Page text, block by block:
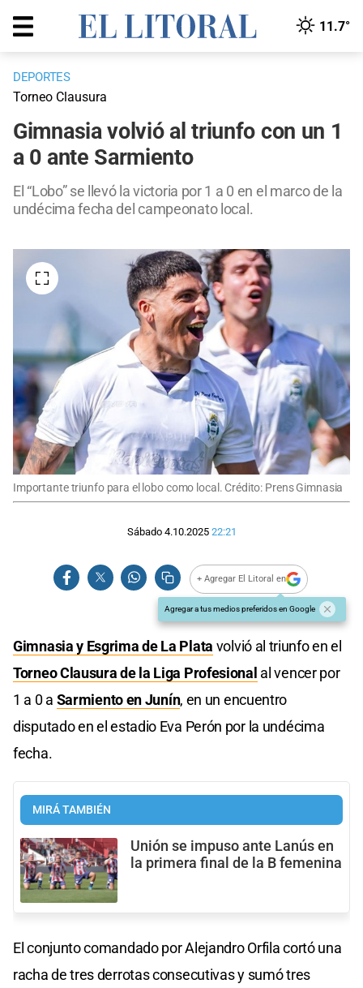
11.7°
DEPORTES
Torneo Clausura
Gimnasia volvió al triunfo con un 1
a 0 ante Sarmiento
El “Lobo” se llevó la victoria por 1 a 0 en el marco de la
undécima fecha del campeonato local.
Importante triunfo para el lobo como local. Crédito: Prens Gimnasia
Sábado 4.10.2025 22:21
+ Agregar El Litoral en
Agregar a tus medios preferidos en Google
Gimnasia y Esgrima de La Plata volvió al triunfo en el
Torneo Clausura de la Liga Profesional al vencer por
1 a 0 a Sarmiento en Junín, en un encuentro
disputado en el estadio Eva Perón por la undécima
fecha.
MIRÁ TAMBIÉN
Unión se impuso ante Lanús en
la primera final de la B femenina
El conjunto comandado por Alejandro Orfila cortó una
racha de tres derrotas consecutivas y sumó tres